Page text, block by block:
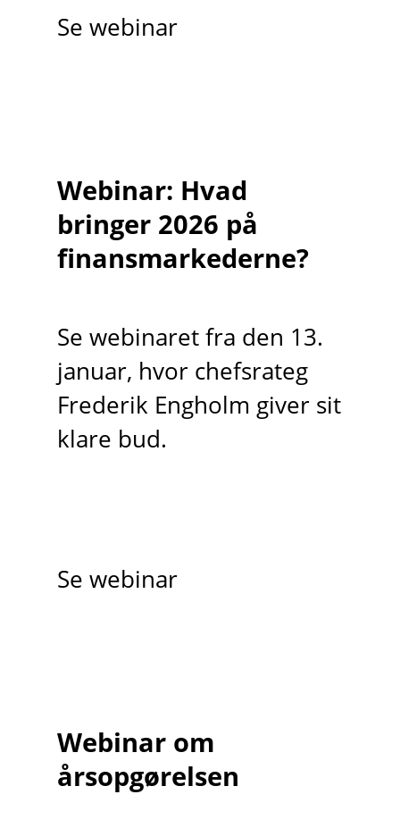
Se webinar
Webinar: Hvad
bringer 2026 på
finansmarkederne?
Se webinaret fra den 13.
januar, hvor chefsrateg
Frederik Engholm giver sit
klare bud.
Se webinar
Webinar om
årsopgørelsen